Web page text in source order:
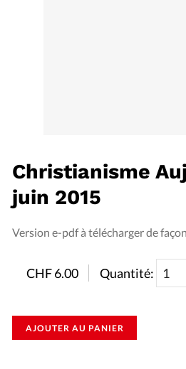
Christianisme
juin 2015
Version e-pdf à télécharger de
CHF6.00 Quantité:
AJOUTER AU PANIER